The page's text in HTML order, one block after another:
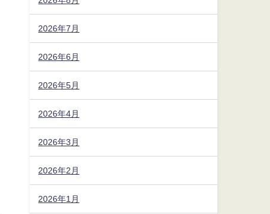
2026年7月
2026年6月
2026年5月
2026年4月
2026年3月
2026年2月
2026年1月